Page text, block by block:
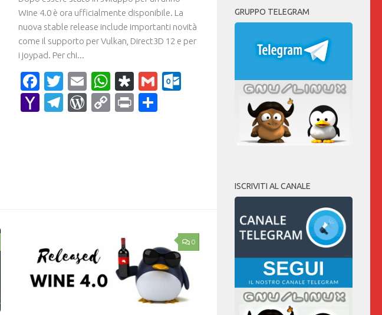
Wine 4.0 è ora ufficialmente disponibile. La
nuova stable release include importanti novità
come il supporto per Vulkan, Direct3D 12 e per
i joypad. Per chi...
Facebook
Twitter
EmailWhatsApp
Diaspora
GmailOutlook.com
YahooTelegram
WordPress
CopyPrint
0
GRUPPO TELEGRAM
ISCRIVITI AL CANALE